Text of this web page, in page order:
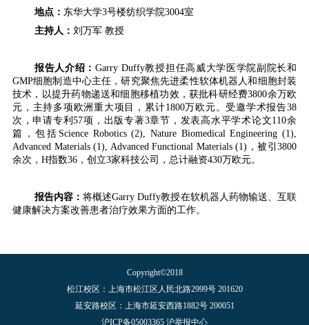
地点： 东华大学3号楼纺织学院3004室
主持人： 刘万军 教授
报告人介绍：Garry Duffy教授担任高威大学医学院副院长和
GMP细胞制造中心主任，研究聚焦先进柔性软体机器人和细胞封装
技术，以提升药物递送和细胞移植功效，获批科研经费3800余万欧
元，主持多项欧洲重大项目，累计1800万欧元。受邀学术报告38
次，申请专利57项，出版专著3章节，发表高水平学术论文110余
篇，包括 Science Robotics (2), Nature Biomedical Engineering (1),
Advanced Materials (1), Advanced Functional Materials (1) ，被引 3800
余次， H指数36 ，创立3家科技公司，总计融资430万欧元。
报告内容：将概述Garry Duffy教授在软机器人药物输送、互联
健康解决方案改善患者治疗效果方面的工作。
Copyright©2018
松江校区：上海市松江区人民北路2999号 201620
延安路校区：上海市延安西路1882号 200051
沪ICP备05003365 沪举报中心